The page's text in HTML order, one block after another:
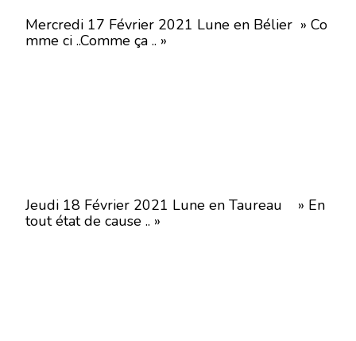
Mercredi 17 Février 2021 Lune en Bélier » Co
mme ci ..Comme ça .. »
Jeudi 18 Février 2021 Lune en Taureau » En
tout état de cause .. »